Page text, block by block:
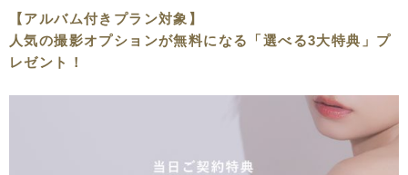
【アルバム付きプラン対象】
人気の撮影オプションが無料になる「選べる3大特典」プ
レゼント！